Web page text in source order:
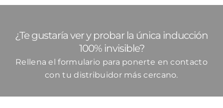
¿Te gustaría ver y probar la única inducción
100% invisible?
Rellena el formulario para ponerte en contacto
con tu distribuidor más cercano.